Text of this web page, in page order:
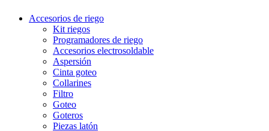
Accesorios de riego
Kit riegos
Programadores de riego
Accesorios electrosoldable
Aspersión
Cinta goteo
Collarines
Filtro
Goteo
Goteros
Piezas latón